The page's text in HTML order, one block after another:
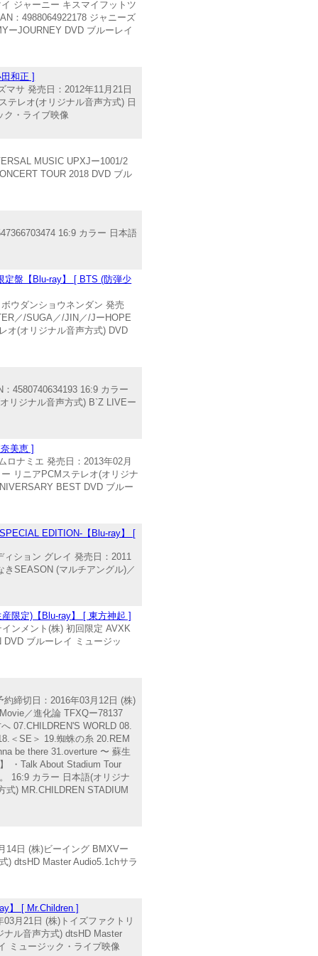
ジャーニー キスマイフットツ
：4988064922178 ジャニーズ
ーJOURNEY DVD ブルーレイ
和正 ]
サ 発売日：2012年11月21日
テレオ(オリジナル音声方式) 日
ク・ライブ映像
MUSIC UPXJー1001/2
TOUR 2018 DVD ブル
16:9 カラー 日本語
定盤【Blu-ray】 [ BTS (防弾少
ウダンショウネンダン 発売
／/SUGA／/JIN／/JーHOPE
オ(オリジナル音声方式) DVD
4580740634193 16:9 カラー
リジナル音声方式) B`Z LIVEー
美恵 ]
ナミエ 発売日：2013年02月
リニアPCMステレオ(オリジナ
BEST DVD ブルー
EDITION-【Blu-ray】 [
ション グレイ 発売日：2011
きSEASON (マルチアングル)／
限定)【Blu-ray】 [ 東方神起 ]
ンメント(株) 初回限定 AVXK
ブルーレイ ミュージッ
締切日：2016年03月12日 (株)
／進化論 TFXQー78137
07.CHILDREN'S WORLD 08.
＜SE＞ 19.蜘蛛の糸 20.REM
be there 31.overture 〜 蘇生
・Talk About Stadium Tour
16:9 カラー 日本語(オリジナ
式) MR.CHILDREN STADIUM
14日 (株)ビーイング BMXVー
) dtsHD Master Audio5.1chサラ
】 [ Mr.Children ]
月21日 (株)トイズファクトリ
ナル音声方式) dtsHD Master
ミュージック・ライブ映像